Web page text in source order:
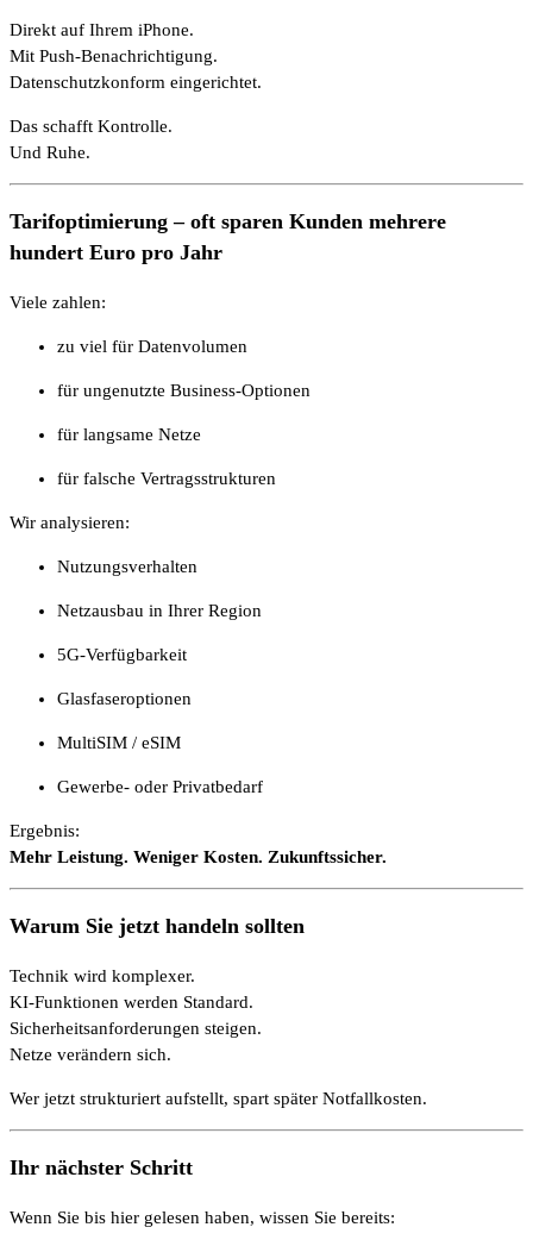
Direkt auf Ihrem iPhone.
Mit Push-Benachrichtigung.
Datenschutzkonform eingerichtet.
Das schafft Kontrolle.
Und Ruhe.
Tarifoptimierung – oft sparen Kunden mehrere
hundert Euro pro Jahr
Viele zahlen:
zu viel für Datenvolumen
für ungenutzte Business-Optionen
für langsame Netze
für falsche Vertragsstrukturen
Wir analysieren:
Nutzungsverhalten
Netzausbau in Ihrer Region
5G-Verfügbarkeit
Glasfaseroptionen
MultiSIM / eSIM
Gewerbe- oder Privatbedarf
Ergebnis:
Mehr Leistung. Weniger Kosten. Zukunftssicher.
Warum Sie jetzt handeln sollten
Technik wird komplexer.
KI-Funktionen werden Standard.
Sicherheitsanforderungen steigen.
Netze verändern sich.
Wer jetzt strukturiert aufstellt, spart später Notfallkosten.
Ihr nächster Schritt
Wenn Sie bis hier gelesen haben, wissen Sie bereits: